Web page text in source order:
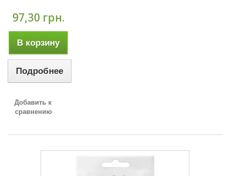
97,30 грн.
В корзину
Подробнее
Добавить к
сравнению